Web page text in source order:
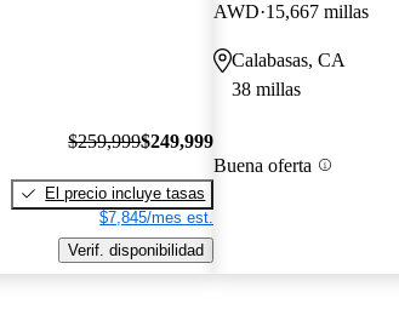
$259,999$249,999
El precio incluye tasas
$7,845/mes est.
Verif. disponibilidad
AWD 15,667 millas
Calabasas, CA
38 millas
Buena oferta